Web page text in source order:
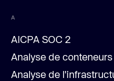
A
AICPA SOC 2
Analyse de conteneurs
Analyse de